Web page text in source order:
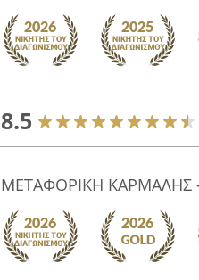
8.5
ΜΕΤΑΦΟΡΙΚΗ ΚΑΡΜΑΛΗΣ